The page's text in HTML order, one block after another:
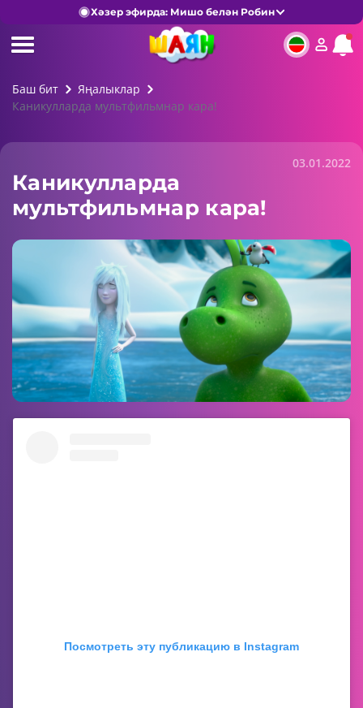
Хәзер эфирда: Мишо белән Робин
Баш бит
Яңалыклар
Каникулларда мультфильмнар кара!
03.01.2022
Каникулларда
мультфильмнар кара!
Посмотреть эту публикацию в Instagram